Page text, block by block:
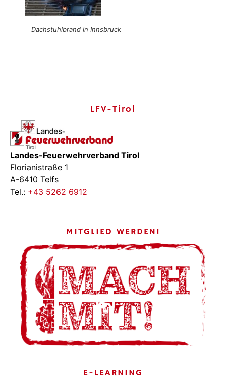
Dachstuhlbrand in Innsbruck
LFV-Tirol
Landes-Feuerwehrverband Tirol
Florianistraße 1
A-6410 Telfs
Tel.: +43 5262 6912
MITGLIED WERDEN!
E-LEARNING